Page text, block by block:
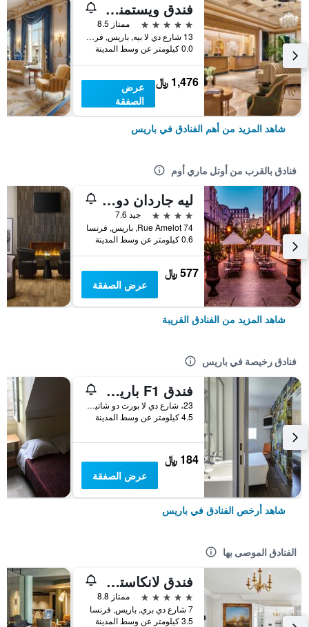
فندق ويستمنستر
5 نجوم
ممتاز 8.5
13 شارع دي لا بيه, باريس, فرنسا
0.0 كيلومتر عن وسط المدينة
1,476 ﷼
عرض
الصفقة
شاهد المزيد من أهم الفنادق في باريس
فنادق بالقرب من أوتل ماري أوم
ليه جاردان دو ماريه
4 نجوم
جيد 7.6
74 Rue Amelot, باريس, فرنسا
0.6 كيلومتر عن وسط المدينة
577 ﷼
عرض الصفقة
شاهد المزيد من الفنادق القريبة
فنادق رخيصة في باريس
فندق F1 باريس بورت دو شاتيلون
23، شارع دي لا بورت دو شاتيلون, باريس, فرنسا
4.5 كيلومتر عن وسط المدينة
184 ﷼
عرض الصفقة
شاهد أرخص الفنادق في باريس
الفنادق الموصى بها
فندق لانكاستر باريس شانزليزيه
5 نجوم
ممتاز 8.8
7 شارع دي بري, باريس, فرنسا
3.5 كيلومتر عن وسط المدينة